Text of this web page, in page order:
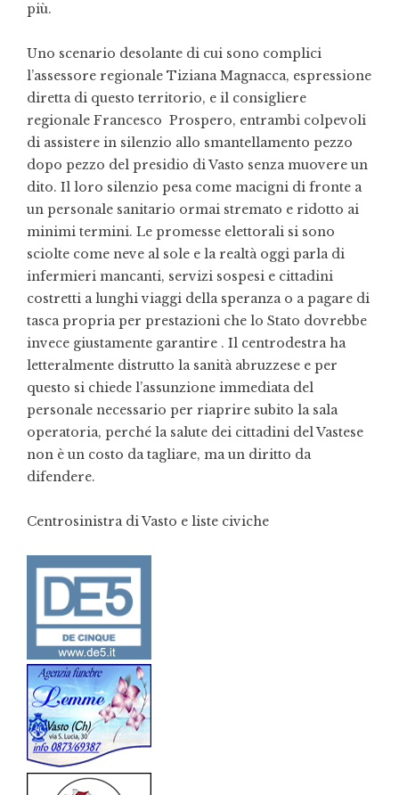
più.
Uno scenario desolante di cui sono complici
l’assessore regionale Tiziana Magnacca, espressione
diretta di questo territorio, e il consigliere
regionale Francesco Prospero, entrambi colpevoli
di assistere in silenzio allo smantellamento pezzo
dopo pezzo del presidio di Vasto senza muovere un
dito. Il loro silenzio pesa come macigni di fronte a
un personale sanitario ormai stremato e ridotto ai
minimi termini. Le promesse elettorali si sono
sciolte come neve al sole e la realtà oggi parla di
infermieri mancanti, servizi sospesi e cittadini
costretti a lunghi viaggi della speranza o a pagare di
tasca propria per prestazioni che lo Stato dovrebbe
invece giustamente garantire . Il centrodestra ha
letteralmente distrutto la sanità abruzzese e per
questo si chiede l’assunzione immediata del
personale necessario per riaprire subito la sala
operatoria, perché la salute dei cittadini del Vastese
non è un costo da tagliare, ma un diritto da
difendere.
Centrosinistra di Vasto e liste civiche